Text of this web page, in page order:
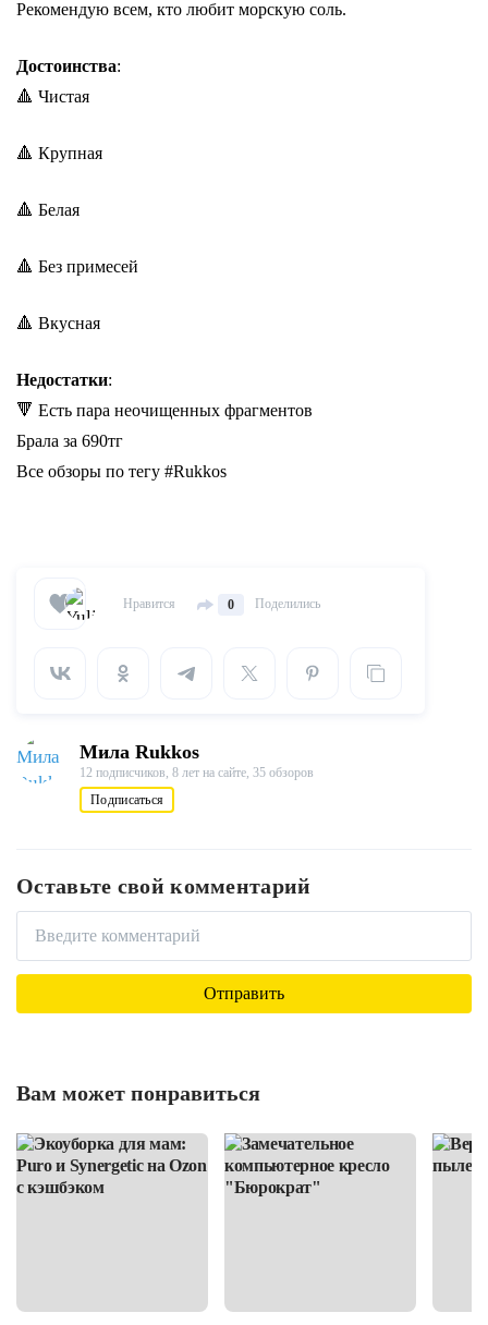
Рекомендую всем, кто любит морскую соль.
Достоинства:
🔺 Чистая
🔺 Крупная
🔺 Белая
🔺 Без примесей
🔺 Вкусная
Недостатки:
🔻 Есть пара неочищенных фрагментов
Брала за 690тг
Все обзоры по тегу #Rukkos
Нравится 0 Поделились
Мила Rukkos
12 подписчиков, 8 лет на сайте, 35 обзоров
Подписаться
Оставьте свой комментарий
Вам может понравиться